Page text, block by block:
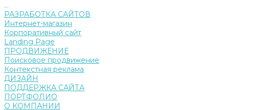
...
РАЗРАБОТКА САЙТОВ
Интернет-магазин
Корпоративный сайт
Landing Page
ПРОДВИЖЕНИЕ
Поисковое продвижение
Контекстная реклама
ДИЗАЙН
ПОДДЕРЖКА САЙТА
ПОРТФОЛИО
О КОМПАНИИ